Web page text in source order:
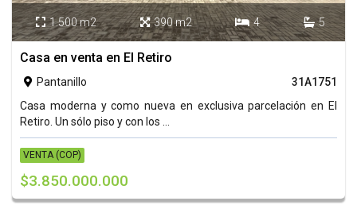
 1.500 m2  390 m2  4  5
Casa en venta en El Retiro
 Pantanillo
31A1751
Casa moderna y como nueva en exclusiva parcelación en El
Retiro. Un sólo piso y con los ...
VENTA (COP)
$3.850.000.000